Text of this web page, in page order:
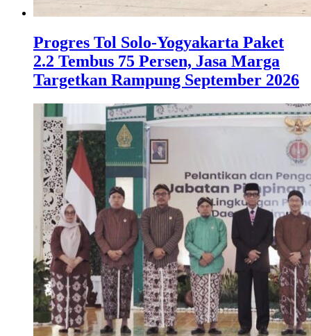
Progres Tol Solo-Yogyakarta Paket
2.2 Tembus 75 Persen, Jasa Marga
Targetkan Rampung September 2026